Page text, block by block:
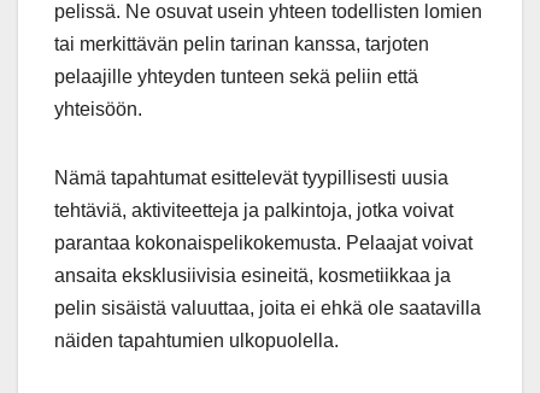
pelissä. Ne osuvat usein yhteen todellisten lomien
tai merkittävän pelin tarinan kanssa, tarjoten
pelaajille yhteyden tunteen sekä peliin että
yhteisöön.
Nämä tapahtumat esittelevät tyypillisesti uusia
tehtäviä, aktiviteetteja ja palkintoja, jotka voivat
parantaa kokonaispelikokemusta. Pelaajat voivat
ansaita eksklusiivisia esineitä, kosmetiikkaa ja
pelin sisäistä valuuttaa, joita ei ehkä ole saatavilla
näiden tapahtumien ulkopuolella.